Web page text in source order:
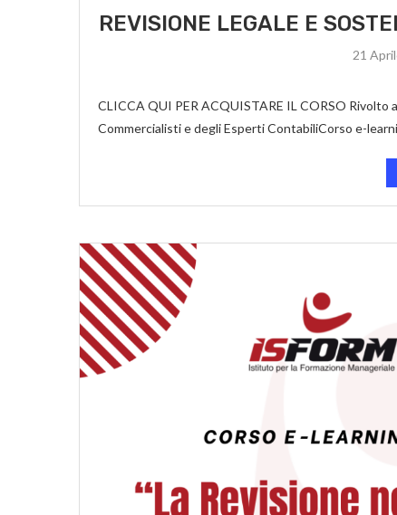
REVISIONE LEGALE E
21
CLICCA QUI PER ACQUISTARE IL CORSO
Commercialisti e degli Esperti ContabiliCorso e-